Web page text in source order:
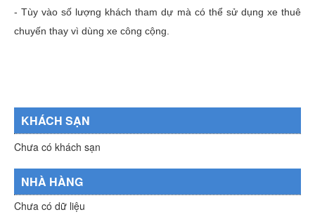
- Tùy vào số lượng khách tham dự mà có thể sử dụng xe thuê
chuyến thay vì dùng xe công cộng.
KHÁCH SẠN
Chưa có khách sạn
NHÀ HÀNG
Chưa có dữ liệu